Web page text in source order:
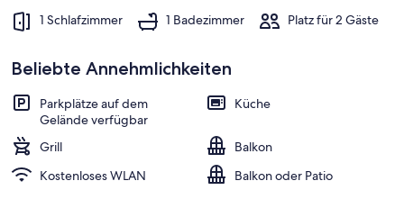
1 Schlafzimmer 1 Badezimmer Platz für 2 Gäste
Beliebte Annehmlichkeiten
Parkplätze auf dem
Gelände verfügbar
Küche
Grill
Balkon
Kostenloses WLAN
Balkon oder Patio